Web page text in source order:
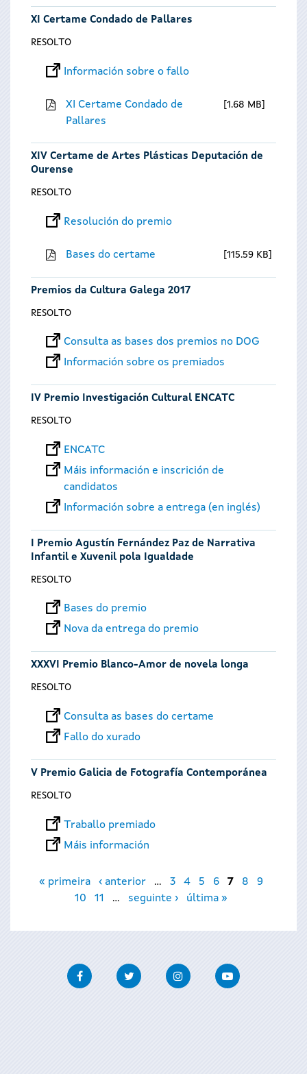
XI Certame Condado de Pallares
RESOLTO
Información sobre o fallo
XI Certame Condado de
Pallares
1.68 MB
XIV Certame de Artes Plásticas Deputación de
Ourense
RESOLTO
Resolución do premio
Bases do certame 115.59 KB
Premios da Cultura Galega 2017
RESOLTO
Consulta as bases dos premios no DOG
Información sobre os premiados
IV Premio Investigación Cultural ENCATC
RESOLTO
ENCATC
Máis información e inscrición de
candidatos
Información sobre a entrega (en inglés)
I Premio Agustín Fernández Paz de Narrativa
Infantil e Xuvenil pola Igualdade
RESOLTO
Bases do premio
Nova da entrega do premio
XXXVI Premio Blanco-Amor de novela longa
RESOLTO
Consulta as bases do certame
Fallo do xurado
V Premio Galicia de Fotografía Contemporánea
RESOLTO
Traballo premiado
Máis información
Páxinas
« primeira ‹ anterior … 3 4 5 6 7 8
9
10
11 … seguinte › última »
FacebookTwitter InstagramYoutube